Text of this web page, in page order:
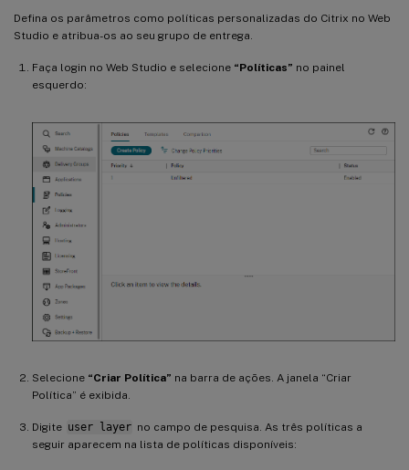
Defina os parâmetros como políticas personalizadas do Citrix no Web
Studio e atribua-os ao seu grupo de entrega.
Faça login no Web Studio e selecione “Políticas” no painel
esquerdo:
Selecione “Criar Política” na barra de ações. A janela “Criar
Política” é exibida.
Digite user layer no campo de pesquisa. As três políticas a
seguir aparecem na lista de políticas disponíveis: